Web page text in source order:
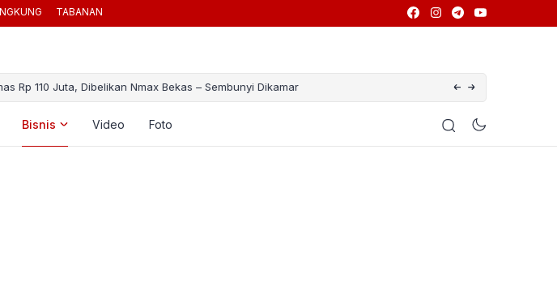
TABANAN
Rp 110 Juta, Dibelikan Nmax Bekas – Sembunyi Dikamar Nelayan di Nusa
Bisnis Video Foto